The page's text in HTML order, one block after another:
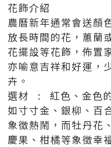
花飾介紹
農曆新年通常會送顏
放長時間的花，蕙蘭
花擺設等花飾，佈置
亦喻意吉祥和好運，
卉。
選材 : 紅色、金色的
如寸寸金、銀柳、百
象徵熱鬧，而牡丹花
慶果、柑橘等象徵幸